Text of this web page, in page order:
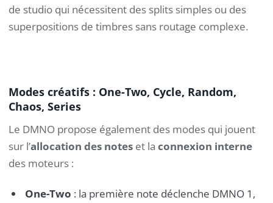
de studio qui nécessitent des splits simples ou des
superpositions de timbres sans routage complexe.
Modes créatifs : One-Two, Cycle, Random,
Chaos, Series
Le DMNO propose également des modes qui jouent
sur l’allocation des notes et la connexion interne
des moteurs :
One-Two : la première note déclenche DMNO 1,